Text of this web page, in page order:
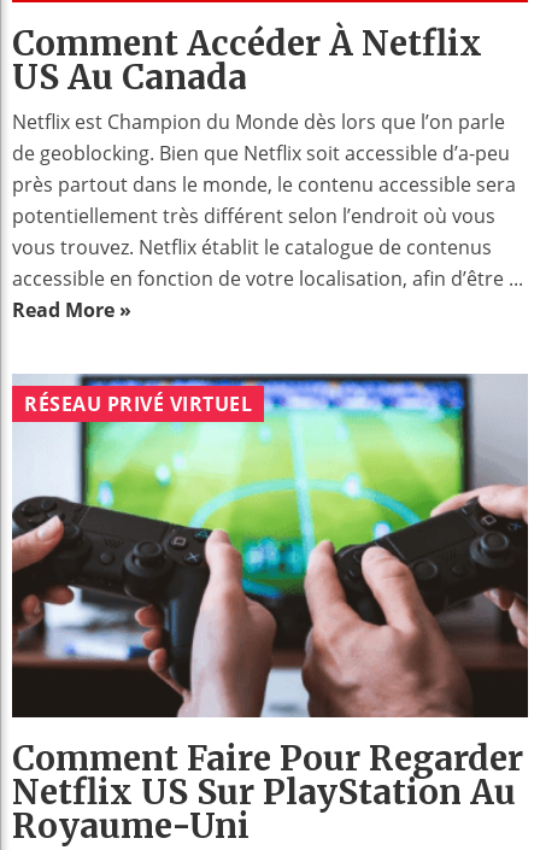
Comment Accéder À Netflix
US Au Canada
Netflix est Champion du Monde dès lors que l’on parle
de geoblocking. Bien que Netflix soit accessible d’a-peu
près partout dans le monde, le contenu accessible sera
potentiellement très différent selon l’endroit où vous
vous trouvez. Netflix établit le catalogue de contenus
accessible en fonction de votre localisation, afin d’être ...
Read More »
RÉSEAU PRIVÉ VIRTUEL
Comment Faire Pour Regarder
Netflix US Sur PlayStation Au
Royaume-Uni